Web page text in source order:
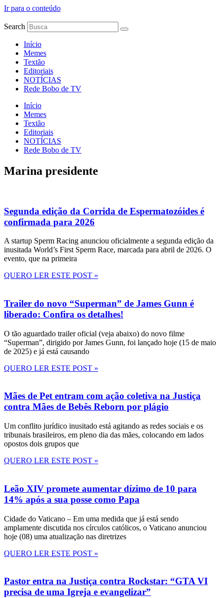
Ir para o conteúdo
Search
Início
Memes
Textão
Editoriais
NOTÍCIAS
Rede Bobo de TV
Início
Memes
Textão
Editoriais
NOTÍCIAS
Rede Bobo de TV
Marina presidente
Segunda edição da Corrida de Espermatozóides é
confirmada para 2026
A startup Sperm Racing anunciou oficialmente a segunda edição da
inusitada World’s First Sperm Race, marcada para abril de 2026. O
evento, que na primeira
QUERO LER ESTE POST »
Trailer do novo “Superman” de James Gunn é
liberado: Confira os detalhes!
O tão aguardado trailer oficial (veja abaixo) do novo filme
“Superman”, dirigido por James Gunn, foi lançado hoje (15 de maio
de 2025) e já está causando
QUERO LER ESTE POST »
Mães de Pet entram com ação coletiva na Justiça
contra Mães de Bebês Reborn por plágio
Um conflito jurídico inusitado está agitando as redes sociais e os
tribunais brasileiros, em pleno dia das mães, colocando em lados
opostos dois grupos que
QUERO LER ESTE POST »
Leão XIV promete aumentar dízimo de 10 para
14% após a sua posse como Papa
Cidade do Vaticano – Em uma medida que já está sendo
amplamente discutida nos círculos católicos, o Vaticano anunciou
hoje (08) uma atualização nas diretrizes
QUERO LER ESTE POST »
Pastor entra na Justiça contra Rockstar: “GTA VI
precisa de uma Igreja e evangelizar”